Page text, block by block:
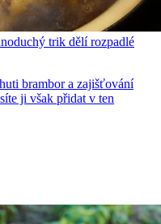
trik dělí rozpadlé
brambor a zajišťování
ji však přidat v ten